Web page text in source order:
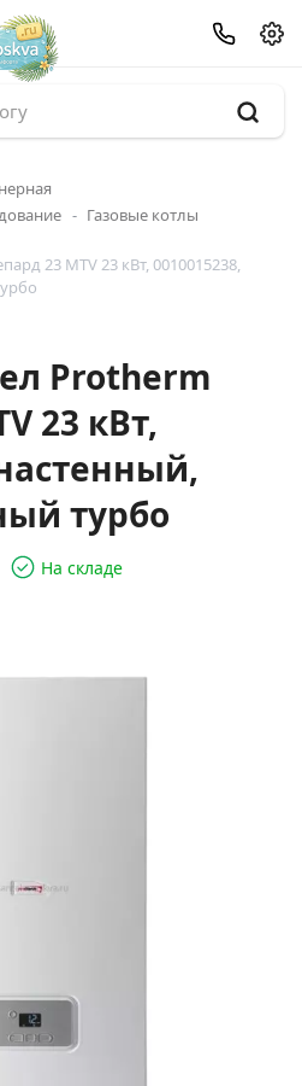
Газовые котлы
23 MTV 23 кВт, 0010015238,
Protherm
23 кВт,
турбо
На складе